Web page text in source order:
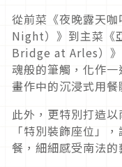
從前菜《夜晚露天
Night）》到主菜《
Bridge at Arles）》
魂般的筆觸，化作
畫作中的沉浸式用餐
此外，更特別打造
「特別裝飾座位」
餐，細細感受南法的